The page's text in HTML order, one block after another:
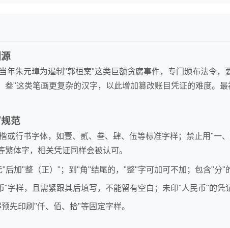
年朱元璋为遏制"郭桓案"这类巨额贪腐事件，专门颁布法令，
叁"这类笔画更复杂的汉字，以此增加篡改账目凭证的难度。
范
或行书字体，如壹、贰、叁、肆、伍等标准字样；禁止用"一
体字，相关凭证同样会被认可。
后加"整（正）"；到"角"结尾的，"整"字可加可不加；包含"分"
字样，且需紧跟其后填写，不能留有空白；未印"人民币"的凭
先印刷"仟、佰、拾"等固定字样。